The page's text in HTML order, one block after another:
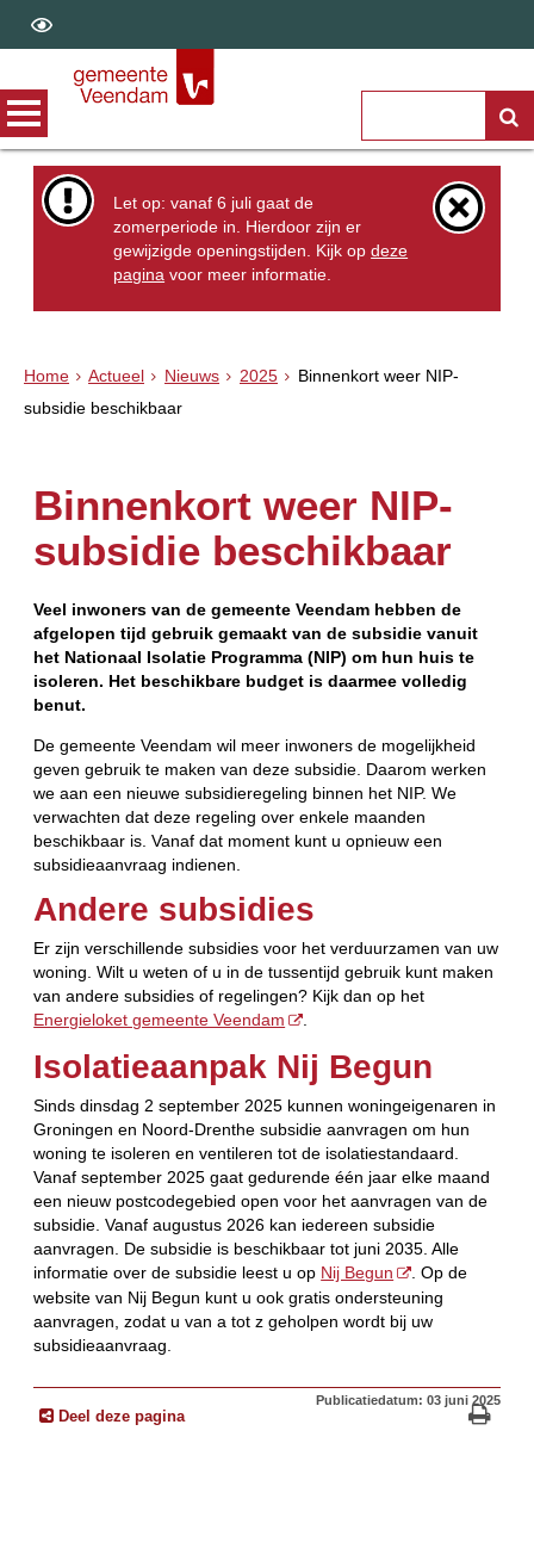
Let op: vanaf 6 juli gaat de
zomerperiode in. Hierdoor zijn er
gewijzigde openingstijden. Kijk opdeze
pagina voor meer informatie.
Home Actueel Nieuws 2025
Binnenkort weer NIP-
subsidie beschikbaar
Binnenkort weer NIP-
subsidie beschikbaar
Veel inwoners van de gemeente Veendam hebben de
afgelopen tijd gebruik gemaakt van de subsidie vanuit
het Nationaal Isolatie Programma (NIP) om hun huis te
isoleren. Het beschikbare budget is daarmee volledig
benut.
De gemeente Veendam wil meer inwoners de mogelijkheid
geven gebruik te maken van deze subsidie. Daarom werken
we aan een nieuwe subsidieregeling binnen het NIP. We
verwachten dat deze regeling over enkele maanden
beschikbaar is. Vanaf dat moment kunt u opnieuw een
subsidieaanvraag indienen.
Andere subsidies
Er zijn verschillende subsidies voor het verduurzamen van uw
woning. Wilt u weten of u in de tussentijd gebruik kunt maken
van andere subsidies of regelingen? Kijk dan op het
Energieloket gemeente Veendam
.
Isolatieaanpak Nij Begun
Sinds dinsdag 2 september 2025 kunnen woningeigenaren in
Groningen en Noord-Drenthe subsidie aanvragen om hun
woning te isoleren en ventileren tot de isolatiestandaard.
Vanaf september 2025 gaat gedurende één jaar elke maand
een nieuw postcodegebied open voor het aanvragen van de
subsidie. Vanaf augustus 2026 kan iedereen subsidie
aanvragen. De subsidie is beschikbaar tot juni 2035. Alle
informatie over de subsidie leest u op Nij Begun
. Op de
website van Nij Begun kunt u ook gratis ondersteuning
aanvragen, zodat u van a tot z geholpen wordt bij uw
subsidieaanvraag.
Deel deze pagina
Publicatiedatum: 03 juni 2025